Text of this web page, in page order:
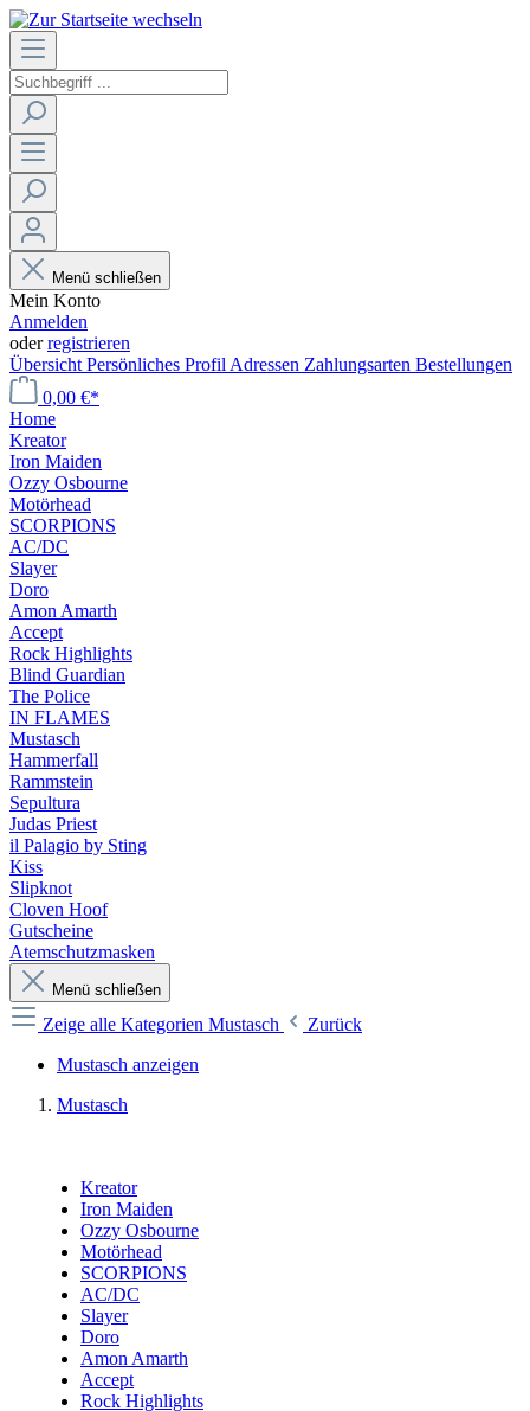
Menü schließen
Mein Konto
Anmelden
oderregistrieren
Übersicht Persönliches Profil Adressen Zahlungsarten Bestellungen
0,00 €*
Home
Kreator
Iron Maiden
Ozzy Osbourne
Motörhead
SCORPIONS
AC/DC
Slayer
Doro
Amon Amarth
Accept
Rock Highlights
Blind Guardian
The Police
IN FLAMES
Mustasch
Hammerfall
Rammstein
Sepultura
Judas Priest
il Palagio by Sting
Kiss
Slipknot
Cloven Hoof
Gutscheine
Atemschutzmasken
Menü schließen
Zeige alle Kategorien Mustasch
Zurück
Mustasch anzeigen
Mustasch
Kreator
Iron Maiden
Ozzy Osbourne
Motörhead
SCORPIONS
AC/DC
Slayer
Doro
Amon Amarth
Accept
Rock Highlights